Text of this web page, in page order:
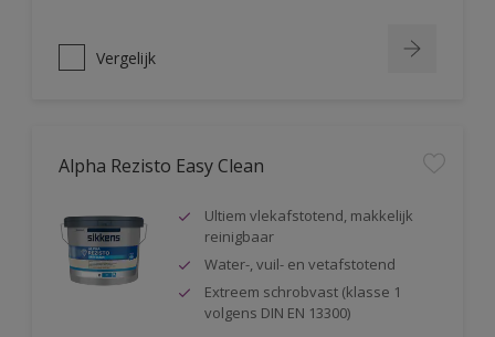
Vergelijk
Alpha Rezisto Easy Clean
Ultiem vlekafstotend, makkelijk
reinigbaar
Water-, vuil- en vetafstotend
Extreem schrobvast (klasse 1
volgens DIN EN 13300)